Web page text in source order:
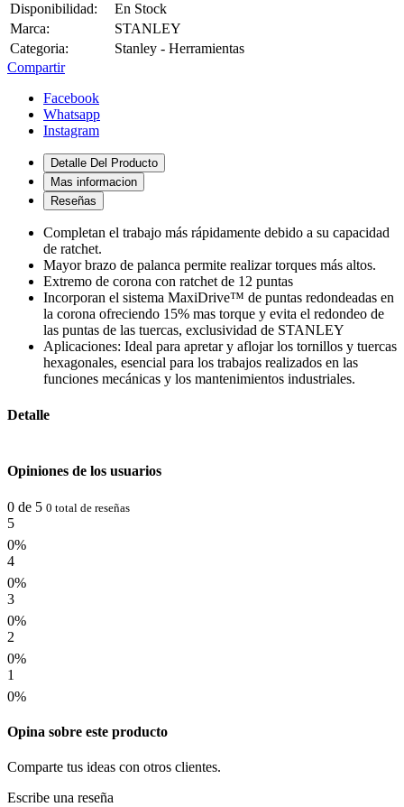
Disponibilidad:
En Stock
Marca:
STANLEY
Categoria:
Stanley - Herramientas
Compartir
Facebook
Whatsapp
Instagram
Detalle Del Producto
Mas informacion
Reseñas
Completan el trabajo más rápidamente debido a su capacidad
de ratchet.
Mayor brazo de palanca permite realizar torques más altos.
Extremo de corona con ratchet de 12 puntas
Incorporan el sistema MaxiDrive™ de puntas redondeadas en
la corona ofreciendo 15% mas torque y evita el redondeo de
las puntas de las tuercas, exclusividad de STANLEY
Aplicaciones: Ideal para apretar y aflojar los tornillos y tuercas
hexagonales, esencial para los trabajos realizados en las
funciones mecánicas y los mantenimientos industriales.
Detalle
Opiniones de los usuarios
0 de 5 0 total de reseñas
5
0%
4
0%
3
0%
2
0%
1
0%
Opina sobre este producto
Comparte tus ideas con otros clientes.
Escribe una reseña